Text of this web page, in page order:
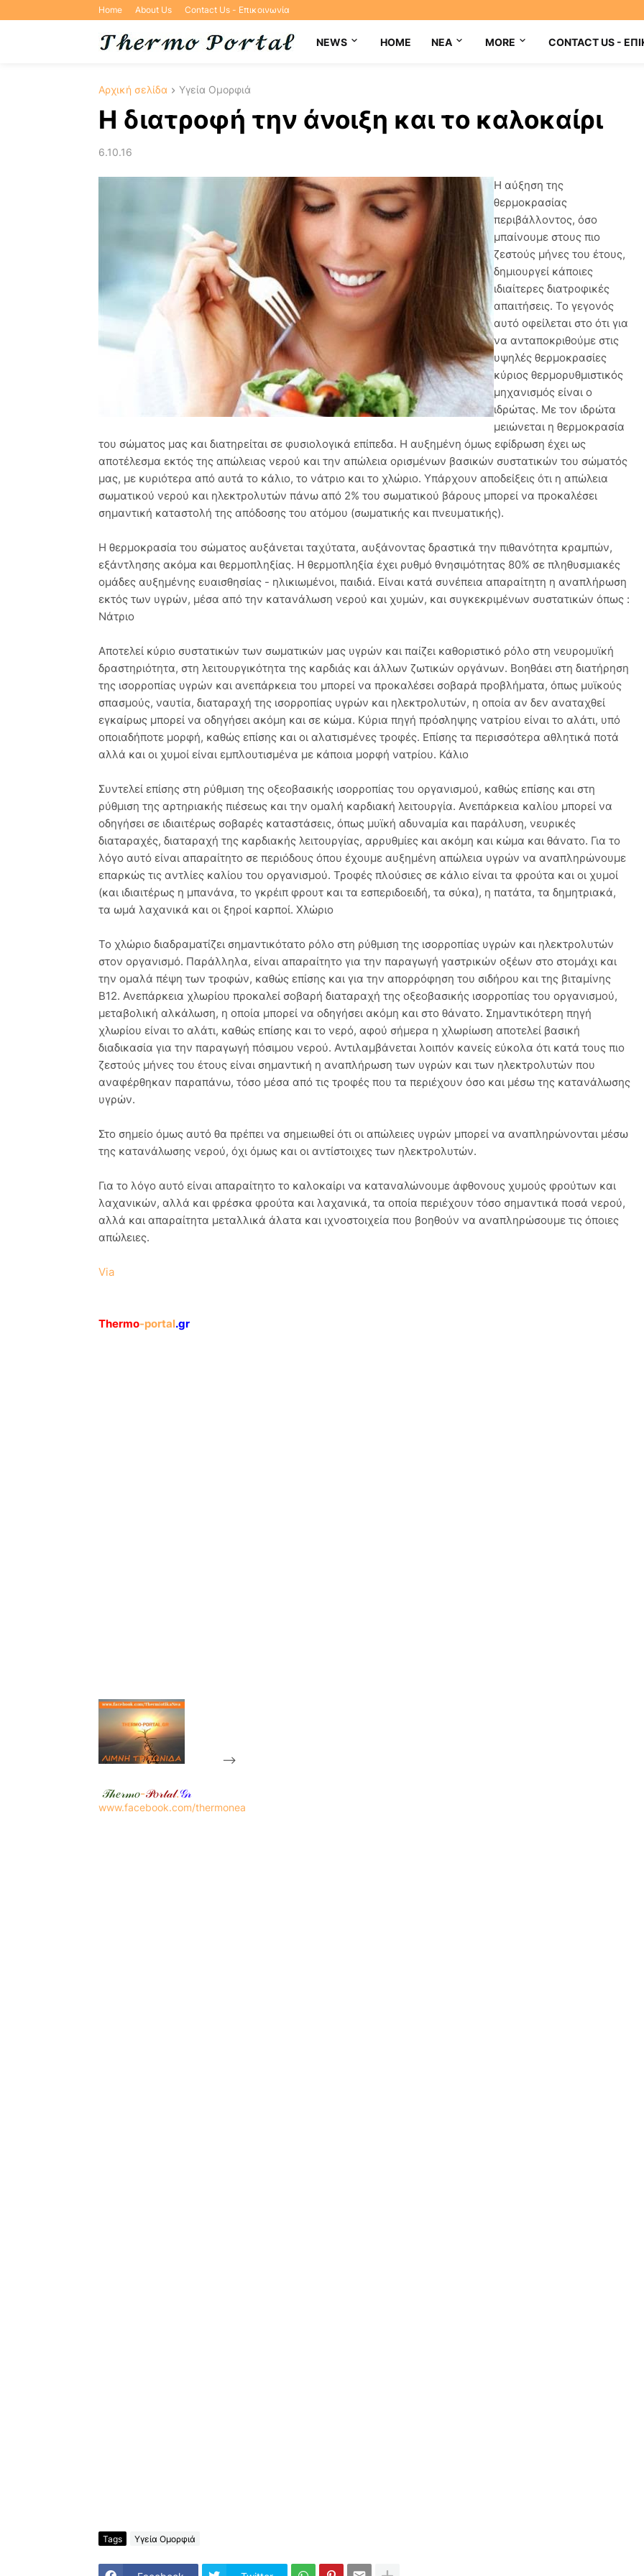
Home About Us Contact Us - Επικοινωνία
NEWS HOME NEA MORE CONTACT US -
Αρχική σελίδα Υγεία Ομορφιά
Η διατροφή την άνοιξη και το καλοκαίρι
6.10.16
Η αύξηση της
θερμοκρασίας
περιβάλλοντος, όσο
μπαίνουμε στους πιο
ζεστούς μήνες του έτους,
δημιουργεί κάποιες
ιδιαίτερες διατροφικές
απαιτήσεις. Το γεγονός
αυτό οφείλεται στο ότι για
να ανταποκριθούμε στις
υψηλές θερμοκρασίες
κύριος θερμορυθμιστικός
μηχανισμός είναι ο
ιδρώτας. Με τον ιδρώτα
μειώνεται η θερμοκρασία
του σώματος μας και διατηρείται σε φυσιολογικά επίπεδα. Η αυξημένη όμως εφίδρωση έχει ως
αποτέλεσμα εκτός της απώλειας νερού και την απώλεια ορισμένων βασικών συστατικών του σώματός
μας, με κυριότερα από αυτά το κάλιο, το νάτριο και το χλώριο. Υπάρχουν αποδείξεις ότι η απώλεια
σωματικού νερού και ηλεκτρολυτών πάνω από 2% του σωματικού βάρους μπορεί να προκαλέσει
σημαντική καταστολή της απόδοσης του ατόμου (σωματικής και πνευματικής).
Η θερμοκρασία του σώματος αυξάνεται ταχύτατα, αυξάνοντας δραστικά την πιθανότητα κραμπών,
εξάντλησης ακόμα και θερμοπληξίας. Η θερμοπληξία έχει ρυθμό θνησιμότητας 80% σε πληθυσμιακές
ομάδες αυξημένης ευαισθησίας - ηλικιωμένοι, παιδιά. Είναι κατά συνέπεια απαραίτητη η αναπλήρωση
εκτός των υγρών, μέσα από την κατανάλωση νερού και χυμών, και συγκεκριμένων συστατικών όπως :
Νάτριο
Αποτελεί κύριο συστατικών των σωματικών μας υγρών και παίζει καθοριστικό ρόλο στη νευρομυϊκή
δραστηριότητα, στη λειτουργικότητα της καρδιάς και άλλων ζωτικών οργάνων. Βοηθάει στη διατήρηση
της ισορροπίας υγρών και ανεπάρκεια του μπορεί να προκαλέσει σοβαρά προβλήματα, όπως μυϊκούς
σπασμούς, ναυτία, διαταραχή της ισορροπίας υγρών και ηλεκτρολυτών, η οποία αν δεν αναταχθεί
εγκαίρως μπορεί να οδηγήσει ακόμη και σε κώμα. Κύρια πηγή πρόσληψης νατρίου είναι το αλάτι, υπό
οποιαδήποτε μορφή, καθώς επίσης και οι αλατισμένες τροφές. Επίσης τα περισσότερα αθλητικά ποτά
αλλά και οι χυμοί είναι εμπλουτισμένα με κάποια μορφή νατρίου. Κάλιο
Συντελεί επίσης στη ρύθμιση της οξεοβασικής ισορροπίας του οργανισμού, καθώς επίσης και στη
ρύθμιση της αρτηριακής πιέσεως και την ομαλή καρδιακή λειτουργία. Ανεπάρκεια καλίου μπορεί να
οδηγήσει σε ιδιαιτέρως σοβαρές καταστάσεις, όπως μυϊκή αδυναμία και παράλυση, νευρικές
διαταραχές, διαταραχή της καρδιακής λειτουργίας, αρρυθμίες και ακόμη και κώμα και θάνατο. Για το
λόγο αυτό είναι απαραίτητο σε περιόδους όπου έχουμε αυξημένη απώλεια υγρών να αναπληρώνουμε
επαρκώς τις αντλίες καλίου του οργανισμού. Τροφές πλούσιες σε κάλιο είναι τα φρούτα και οι χυμοί
(και ιδιαιτέρως η μπανάνα, το γκρέιπ φρουτ και τα εσπεριδοειδή, τα σύκα), η πατάτα, τα δημητριακά,
τα ωμά λαχανικά και οι ξηροί καρποί. Χλώριο
Το χλώριο διαδραματίζει σημαντικότατο ρόλο στη ρύθμιση της ισορροπίας υγρών και ηλεκτρολυτών
στον οργανισμό. Παράλληλα, είναι απαραίτητο για την παραγωγή γαστρικών οξέων στο στομάχι και
την ομαλά πέψη των τροφών, καθώς επίσης και για την απορρόφηση του σιδήρου και της βιταμίνης
Β12. Ανεπάρκεια χλωρίου προκαλεί σοβαρή διαταραχή της οξεοβασικής ισορροπίας του οργανισμού,
μεταβολική αλκάλωση, η οποία μπορεί να οδηγήσει ακόμη και στο θάνατο. Σημαντικότερη πηγή
χλωρίου είναι το αλάτι, καθώς επίσης και το νερό, αφού σήμερα η χλωρίωση αποτελεί βασική
διαδικασία για την παραγωγή πόσιμου νερού. Αντιλαμβάνεται λοιπόν κανείς εύκολα ότι κατά τους πιο
ζεστούς μήνες του έτους είναι σημαντική η αναπλήρωση των υγρών και των ηλεκτρολυτών που
αναφέρθηκαν παραπάνω, τόσο μέσα από τις τροφές που τα περιέχουν όσο και μέσω της κατανάλωσης
υγρών.
Στο σημείο όμως αυτό θα πρέπει να σημειωθεί ότι οι απώλειες υγρών μπορεί να αναπληρώνονται μέσω
της κατανάλωσης νερού, όχι όμως και οι αντίστοιχες των ηλεκτρολυτών.
Για το λόγο αυτό είναι απαραίτητο το καλοκαίρι να καταναλώνουμε άφθονους χυμούς φρούτων και
λαχανικών, αλλά και φρέσκα φρούτα και λαχανικά, τα οποία περιέχουν τόσο σημαντικά ποσά νερού,
αλλά και απαραίτητα μεταλλικά άλατα και ιχνοστοιχεία που βοηθούν να αναπληρώσουμε τις όποιες
απώλειες.
Via
Thermo-portal.gr
-->
𝒯𝒽𝑒𝓇𝓂𝑜-𝒫𝑜𝓇𝓉𝒶𝓁.𝒢𝓇
www.facebook.com/thermonea
Tags Υγεία Ομορφιά